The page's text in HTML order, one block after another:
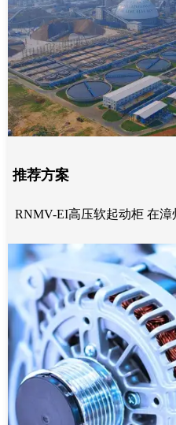
推荐方案
RNMV-EI高压软起动柜 在漳